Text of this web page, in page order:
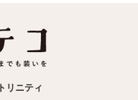
リニティ